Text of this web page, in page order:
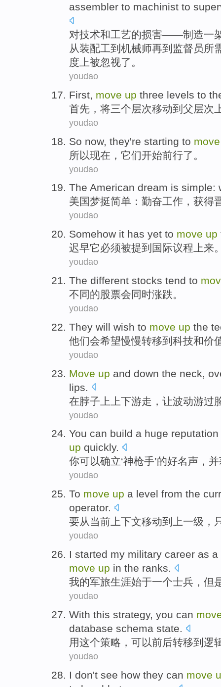
assembler to machinist to
对技术和工艺的损害——制造一
从装配工到 机械师再到 监督员所
度上被忽视了 。
youdao
First, move up three levels to
首先 ， 将三个层次移动到 父层次
youdao
So now, they're starting to move
所以现在 ， 它们开始前行了 。
youdao
The American dream is simple:
美国梦挺简单 ： 勤奋工作，获得
youdao
Somehow it has yet to move up
迟早它必须被提到 国际议程 上来
youdao
The different stocks tend to
不同的股票会同时涨跌。
youdao
They will wish to move up the
他们会希望慢慢转移到 科技和价
youdao
Move up and down the neck
lips
在脖子 上 上下游走 ，让波动游过
youdao
You can build a huge reputation
up quickly.
你可以确立‘神枪手’的好名声 ， 并
youdao
To move up a level from the
operator.
要从 当前 上下文移动到上一级 ，
youdao
I started my military career as a
move up in the ranks.
我的军旅生涯始于一个士兵 ， 但
youdao
With this strategy, you can
database schema state.
用这个策略 ， 可以前后转移到 逻
youdao
I don't see how they can move